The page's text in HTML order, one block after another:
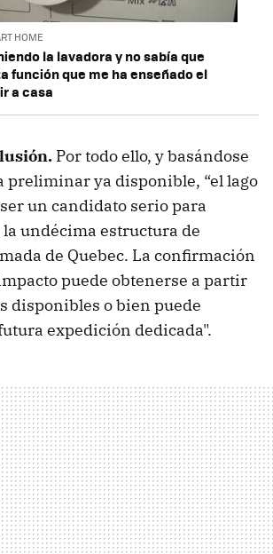
HOME
la lavadora y no sabía que
función que me ha enseñado el
a casa
Por todo ello, y basándose
preliminar ya disponible, “el lago
un candidato serio para
undécima estructura de
de Quebec. La confirmación
puede obtenerse a partir
disponibles o bien puede
expedición dedicada".